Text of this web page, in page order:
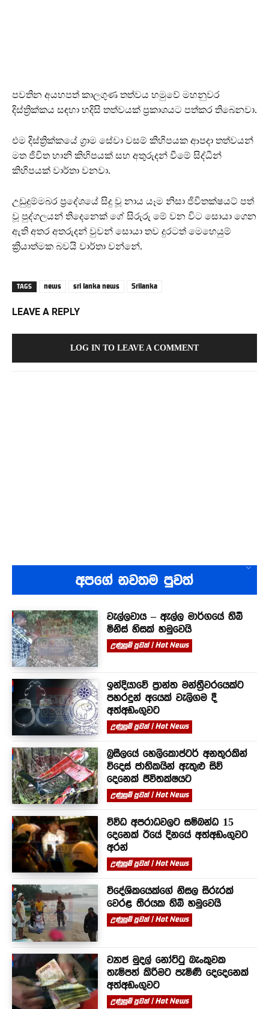
පවතින අයහපත් කාලගුණ තත්වය හමුවේ මහනුවර
දිස්ත්‍රික්කය සඳහා හදිසි තත්වයක් ප්‍රකාශයට පත්කර තිබෙනවා.
එම දිස්ත්‍රික්කයේ ග්‍රාම සේවා වසම් කිහිපයක ආපදා තත්වයන්
මත ජිවිත හානි කිහිපයක් සහ අතුරුදන් වීමේ සිද්ධීන්
කිහිපයක් වාර්තා වනවා.
උඩුදුම්මබර ප්‍රදේශයේ සිදු වූ නාය යෑම නිසා ජිවිතක්ෂයට් පත්
වූ පුද්ගලයන් තිදෙනෙක් ගේ සිරුරු මේ වන විට සොයා ගෙන
ඇති අතර අතරුදන් වුවන් සොයා තව දුරටත් මෙහෙයුම්
ක්‍රියාත්මක බවයි වාර්තා වන්නේ.
TAGS news sri lanka news Srilanka
LEAVE A REPLY
LOG IN TO LEAVE A COMMENT
අපගේ නවතම පුවත්
වැල්ලවාය – ඇල්ල මාර්ගයේ තිබී
මිනිස් හිසක් හමුවෙයි
උණුසුම් පුවත් | Hot News
ඉන්දියාවේ ප්‍රාන්ත මන්ත්‍රීවරයෙක්ට
පහරදුන් අයෙක් වැලිගම දී
අත්අඩංගුවට
උණුසුම් පුවත් | Hot News
බ්‍රසීලයේ හෙලිකොප්ටර් අනතුරකින්
විදෙස් ජාතිකයින් ඇතුළු සිව්
දෙනෙක් ජීවිතක්ෂයට
උණුසුම් පුවත් | Hot News
විවිධ අපරාධවලට සම්බන්ධ 15
දෙනෙක් ඊයේ දිනයේ අත්අඩංගුවට
අරන්
උණුසුම් පුවත් | Hot News
විදේශිකයෙක්ගේ නිසල සිරුරක්
වෙරළ තීරයක තිබී හමුවෙයි
උණුසුම් පුවත් | Hot News
ව්‍යාජ මුදල් නෝට්ටු බැංකුවක
තැම්පත් කිරීමට පැමිණි දෙදෙනෙක්
අත්අඩංගුවට
උණුසුම් පුවත් | Hot News